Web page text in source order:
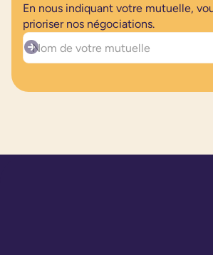
En nous indiquant votre mutuelle,
prioriser nos négociations.